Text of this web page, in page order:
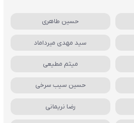
حسین طاهری
سید مهدی میرداماد
میثم مطیعی
حسین سیب سرخی
رضا نریمانی